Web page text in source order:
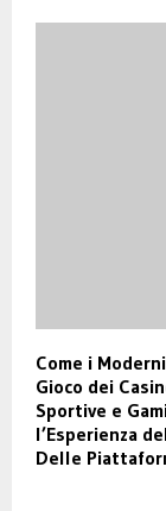
Come i
Gioco dei
Sportive e
l’Esperienza
Delle